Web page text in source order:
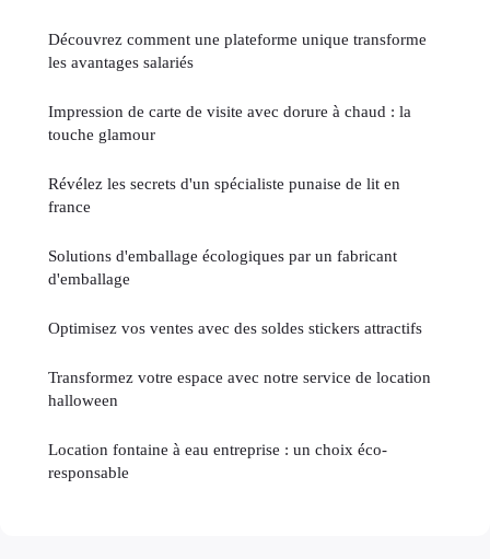
Découvrez comment une plateforme unique transforme
les avantages salariés
Impression de carte de visite avec dorure à chaud : la
touche glamour
Révélez les secrets d'un spécialiste punaise de lit en
france
Solutions d'emballage écologiques par un fabricant
d'emballage
Optimisez vos ventes avec des soldes stickers attractifs
Transformez votre espace avec notre service de location
halloween
Location fontaine à eau entreprise : un choix éco-
responsable